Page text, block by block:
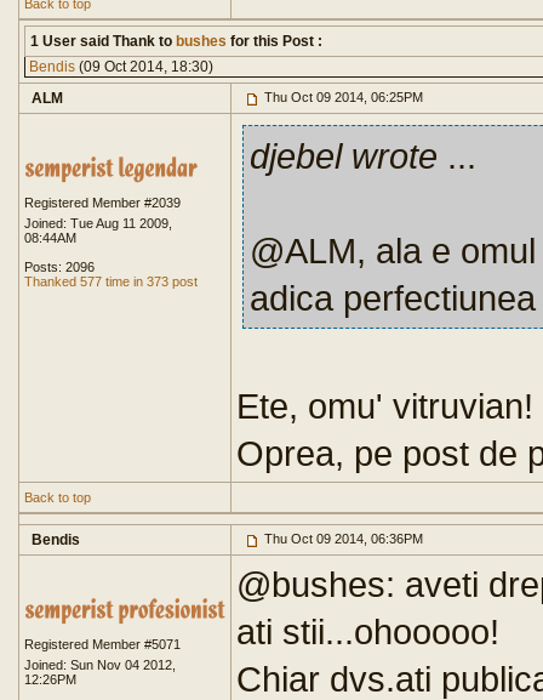
Back to top
1 User said Thank to bushes for this Post :
Bendis (09 Oct 2014, 18:30)
ALM
Thu Oct 09 2014, 06:25PM
Registered Member #2039
Joined: Tue Aug 11 2009,
08:44AM
Posts: 2096
Thanked 577 time in 373 post
djebel wrote ...
@ALM, ala e
adica
Ete, omu'
Oprea, pe post de
Back to top
Bendis Thu Oct 09 2014, 06:36PM
Registered Member #5071
Joined: Sun Nov 04 2012,
12:26PM
@bushes: aveti
ati stii...ohooooo!
Chiar dvs.ati